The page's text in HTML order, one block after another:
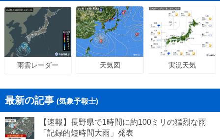
雨雲レーダー 天気図 実況天気
最新の記事 (気象予報士)
【速報】長野県で1時間に約100ミリの猛烈な雨
「記録的短時間大雨」発表